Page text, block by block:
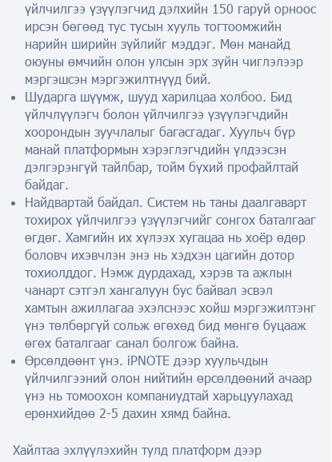
үйлчилгээ үзүүлэгчид дэлхийн 150 гаруй орноос
ирсэн бөгөөд тус тусын хууль тогтоомжийн
нарийн ширийн зүйлийг мэддэг. Мөн манайд
оюуны өмчийн олон улсын эрх зүйн чиглэлээр
мэргэшсэн мэргэжилтнүүд бий.
Шударга шүүмж, шууд харилцаа холбоо. Бид
үйлчлүүлэгч болон үйлчилгээ үзүүлэгчдийн
хоорондын зуучлалыг багасгадаг. Хуульч бүр
манай платформын хэрэглэгчдийн үлдээсэн
дэлгэрэнгүй тайлбар, тойм бүхий профайлтай
байдаг.
Найдвартай байдал. Систем нь таны даалгаварт
тохирох үйлчилгээ үзүүлэгчийг сонгох баталгааг
өгдөг. Хамгийн их хүлээх хугацаа нь хоёр өдөр
боловч ихэвчлэн энэ нь хэдхэн цагийн дотор
тохиолддог. Нэмж дурдахад, хэрэв та ажлын
чанарт сэтгэл хангалуун бус байвал эсвэл
хамтын ажиллагаа эхэлснээс хойш мэргэжилтэнг
үнэ төлбөргүй сольж өгөхөд бид мөнгө буцааж
өгөх баталгааг санал болгож байна.
Өрсөлдөөнт үнэ. iPNOTE дээр хуульчдын
үйлчилгээний олон нийтийн өрсөлдөөний ачаар
үнэ нь томоохон компаниудтай харьцуулахад
ерөнхийдөө 2-5 дахин хямд байна.
Хайлтаа эхлүүлэхийн тулд платформ дээр